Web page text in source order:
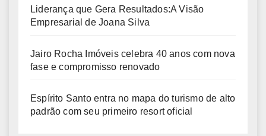
Liderança que Gera Resultados:A Visão
Empresarial de Joana Silva
Jairo Rocha Imóveis celebra 40 anos com nova
fase e compromisso renovado
Espírito Santo entra no mapa do turismo de alto
padrão com seu primeiro resort oficial